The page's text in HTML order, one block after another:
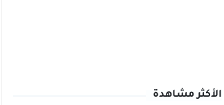
الأكثر مشاهدة